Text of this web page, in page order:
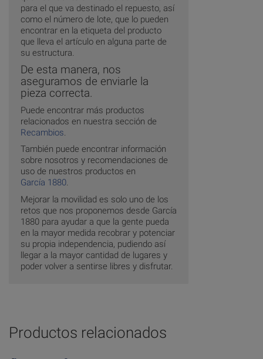
para el que va destinado el repuesto, así
como el número de lote, que lo pueden
encontrar en la etiqueta del producto
que lleva el artículo en alguna parte de
su estructura.
De esta manera, nos
aseguramos de enviarle la
pieza correcta.
Puede encontrar más productos
relacionados en nuestra sección de
Recambios
También puede encontrar información
sobre nosotros y recomendaciones de
uso de nuestros productos en
García 1880.
Mejorar la movilidad es solo uno de los
retos que nos proponemos desde García
1880 para ayudar a que la gente pueda
en la mayor medida recobrar y potenciar
su propia independencia, pudiendo así
llegar a la mayor cantidad de lugares y
poder volver a sentirse libres y disfrutar.
Productos relacionados